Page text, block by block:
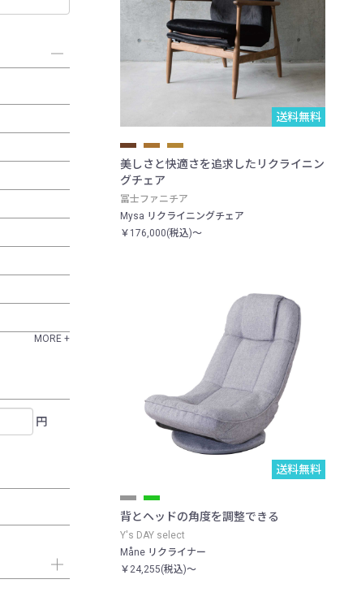
MORE +
円
送料無料
美しさと快適さを追求したリクライニン
グチェア
冨士ファニチア
Mysa リクライニングチェア
￥176,000(税込)～
送料無料
背とヘッドの角度を調整できる
Y's DAY select
Måne リクライナー
￥24,255(税込)～